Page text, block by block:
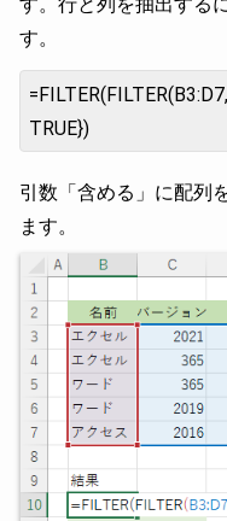
す。
TRUE})
引数「含める」に配列
ます。